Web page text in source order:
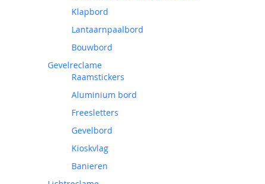
Klapbord
Lantaarnpaalbord
Bouwbord
Gevelreclame
Raamstickers
Aluminium bord
Freesletters
Gevelbord
Kioskvlag
Banieren